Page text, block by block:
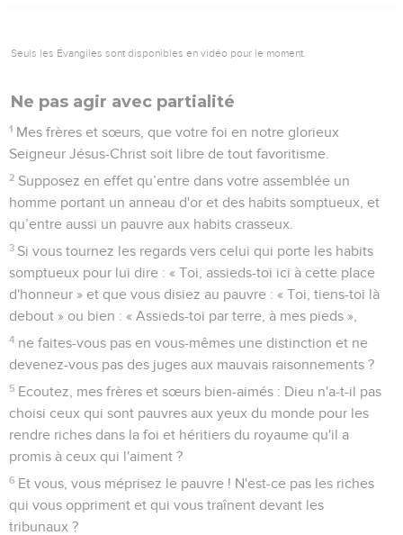
Seuls les Évangiles sont disponibles en vidéo pour le moment.
Ne pas agir avec partialité
1 Mes frères et sœurs, que votre foi en notre glorieux
Seigneur Jésus-Christ soit libre de tout favoritisme.
2 Supposez en effet qu’entre dans votre assemblée un
homme portant un anneau d'or et des habits somptueux, et
qu’entre aussi un pauvre aux habits crasseux.
3 Si vous tournez les regards vers celui qui porte les habits
somptueux pour lui dire : « Toi, assieds-toi ici à cette place
d'honneur » et que vous disiez au pauvre : « Toi, tiens-toi là
debout » ou bien : « Assieds-toi par terre, à mes pieds »,
4 ne faites-vous pas en vous-mêmes une distinction et ne
devenez-vous pas des juges aux mauvais raisonnements ?
5 Ecoutez, mes frères et sœurs bien-aimés : Dieu n'a-t-il pas
choisi ceux qui sont pauvres aux yeux du monde pour les
rendre riches dans la foi et héritiers du royaume qu'il a
promis à ceux qui l'aiment ?
6 Et vous, vous méprisez le pauvre ! N'est-ce pas les riches
qui vous oppriment et qui vous traînent devant les
tribunaux ?